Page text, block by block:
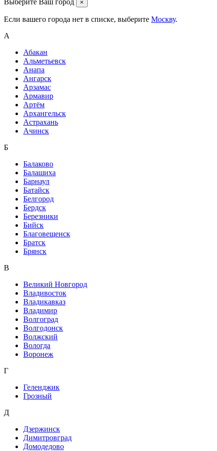
Выберите Ваш город ×
Если вашего города нет в списке, выберите Москву.
А
Абакан
Альметьевск
Анапа
Ангарск
Арзамас
Армавир
Артём
Архангельск
Астрахань
Ачинск
Б
Балаково
Балашиха
Барнаул
Батайск
Белгород
Бердск
Березники
Бийск
Благовещенск
Братск
Брянск
В
Великий Новгород
Владивосток
Владикавказ
Владимир
Волгоград
Волгодонск
Волжский
Вологда
Воронеж
Г
Геленджик
Грозный
Д
Дзержинск
Димитровград
Домодедово